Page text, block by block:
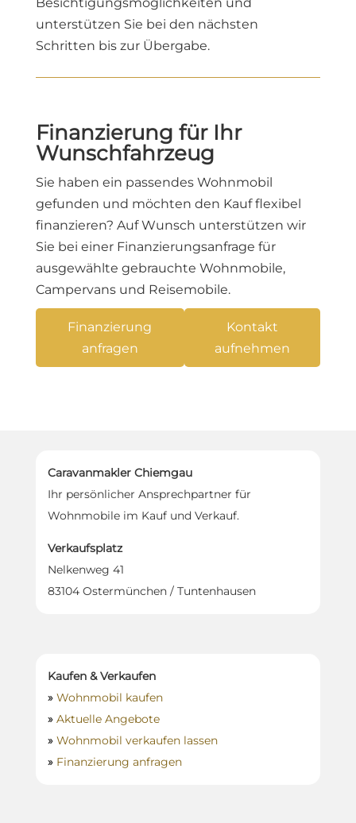
unterstützen Sie bei den nächsten
Schritten bis zur Übergabe.
Finanzierung für Ihr
Wunschfahrzeug
Sie haben ein passendes Wohnmobil
gefunden und möchten den Kauf flexibel
finanzieren? Auf Wunsch unterstützen wir
Sie bei einer Finanzierungsanfrage für
ausgewählte gebrauchte Wohnmobile,
Campervans und Reisemobile.
Finanzierung
anfragen
Kontakt
aufnehmen
Caravanmakler Chiemgau
Ihr persönlicher Ansprechpartner für
Wohnmobile im Kauf und Verkauf.
Verkaufsplatz
Nelkenweg 41
83104 Ostermünchen / Tuntenhausen
Kaufen & Verkaufen
» Wohnmobil kaufen
» Aktuelle Angebote
» Wohnmobil verkaufen lassen
»Finanzierung anfragen